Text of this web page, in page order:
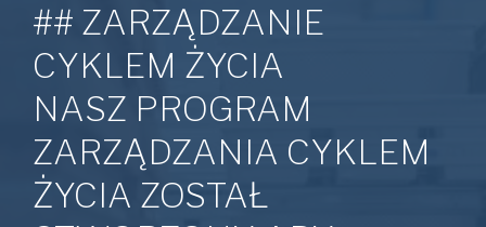
## ZARZĄDZANIE
CYKLEM ŻYCIA
NASZ PROGRAM
ZARZĄDZANIA CYKLEM
ŻYCIA ZOSTAŁ